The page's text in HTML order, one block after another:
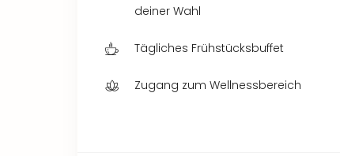
deiner Wahl
Tägliches Frühstücksbuffet
Zugang zum Wellnessbereich